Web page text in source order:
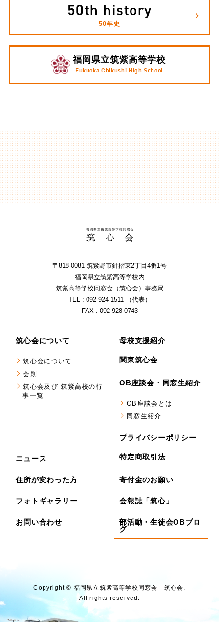
50th history
50年史
福岡県立筑紫高等学校
Fukuoka Chikushi High School
〒818-0081 筑紫野市針摺東2丁⽬4番1号
福岡県⽴筑紫⾼等学校内
筑紫⾼等学校同窓会（筑⼼会）事務局
TEL : 092-924-1511 （代表）
FAX : 092-928-0743
筑心会について
筑心会について
会則
筑心会及び 筑紫高校の行
事一覧
母校支援紹介
関東筑心会
OB座談会・同窓生紹介
OB座談会とは
同窓生紹介
プライバシーポリシー
特定商取引法
ニュース
住所が変わった方
フォトギャラリー
お問い合わせ
寄付金のお願い
会報誌「筑心」
部活動・生徒会OBブロ
グ
Copyright © 福岡県⽴筑紫⾼等学校同窓会 筑⼼会.
All rights reserved.